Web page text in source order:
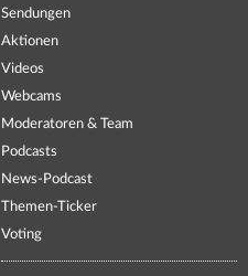
Sendungen
Aktionen
Videos
Webcams
Moderatoren & Team
Podcasts
News-Podcast
Themen-Ticker
Voting